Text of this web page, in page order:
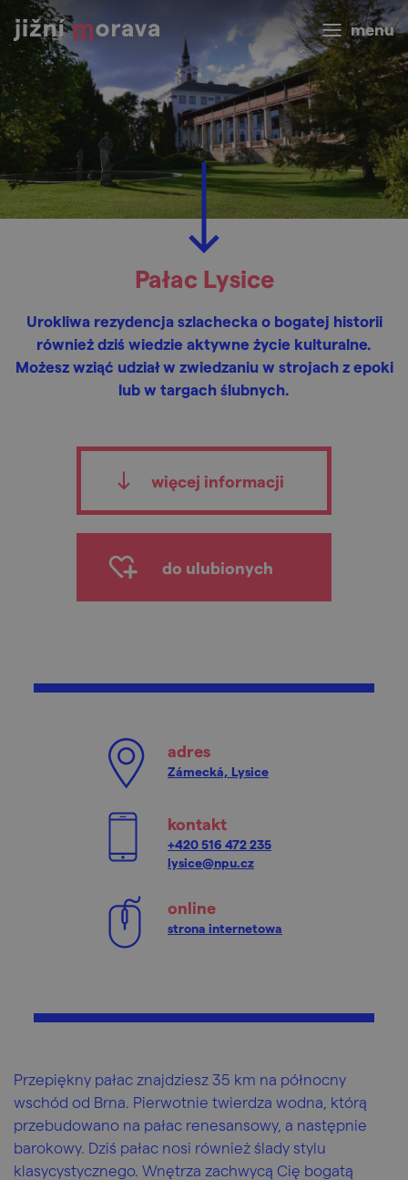
menu
Pałac Lysice
Urokliwa rezydencja szlachecka o bogatej historii
również dziś wiedzie aktywne życie kulturalne.
Możesz wziąć udział w zwiedzaniu w strojach z epoki
lub w targach ślubnych.
więcej informacji
do ulubionych
adres
Zámecká, Lysice
kontakt
+420 516 472 235
lysice@npu.cz
online
strona internetowa
Przepiękny pałac znajdziesz 35 km na północny
wschód od Brna. Pierwotnie twierdza wodna, którą
przebudowano na pałac renesansowy, a następnie
barokowy. Dziś pałac nosi również ślady stylu
klasycystycznego. Wnętrza zachwycą Cię bogatą